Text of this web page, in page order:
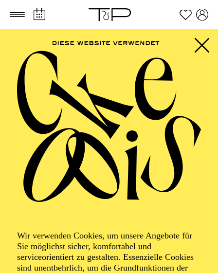
Zum Hauptinhalt springen Zum Footer springen
Wir verwenden Cookies, um unsere Angebote für
Sie möglichst sicher, komfortabel und
serviceorientiert zu gestalten. Essenzielle Cookies
sind unentbehrlich, um die Grundfunktionen der
FILTER
SEPTEMBER 2026
PHILHARMONIE ESSEN
Freitag
04.09.2026
20:00 - 23:00
Alfried Krupp Saal
Veranstalter: Theater-, Konzert- u. Gastspieldirektion OTTO
HOFNER GMBH
TICKETS